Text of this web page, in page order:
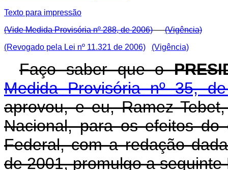
Texto para impressão
(Vide Medida Provisória nº 288, de 2006)
(Vigência)
(Revogado pela Lei nº 11.321 de 2006)
(Vigência)
Faço saber que o
Medida Provisória nº 35,
aprovou, e eu, Ramez
Nacional, para os efeitos
Federal, com a redação
de 2001, promulgo a seguinte